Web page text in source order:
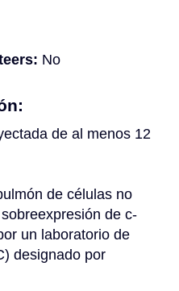
No
de al menos 12
de células no
de c-
un laboratorio de
designado por